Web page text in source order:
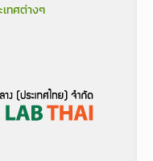
ทศต่างๆ